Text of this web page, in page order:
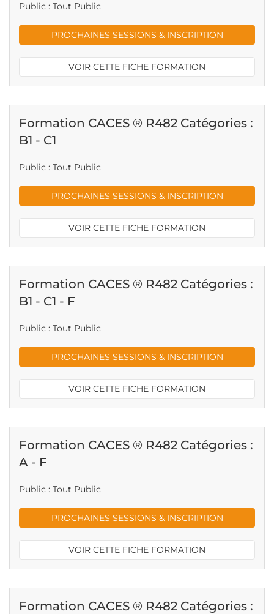
Public : Tout Public
PROCHAINES SESSIONS & INSCRIPTION
VOIR CETTE FICHE FORMATION
Formation CACES ® R482 Catégories :
B1 - C1
Public : Tout Public
PROCHAINES SESSIONS & INSCRIPTION
VOIR CETTE FICHE FORMATION
Formation CACES ® R482 Catégories :
B1 - C1 - F
Public : Tout Public
PROCHAINES SESSIONS & INSCRIPTION
VOIR CETTE FICHE FORMATION
Formation CACES ® R482 Catégories :
A - F
Public : Tout Public
PROCHAINES SESSIONS & INSCRIPTION
VOIR CETTE FICHE FORMATION
Formation CACES ® R482 Catégories :